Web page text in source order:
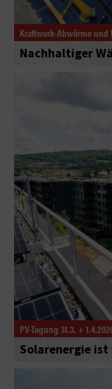
Kraftwerk-Abwärme und
Nachhaltiger
PV-Tagung 31.3. +
Solarenergie